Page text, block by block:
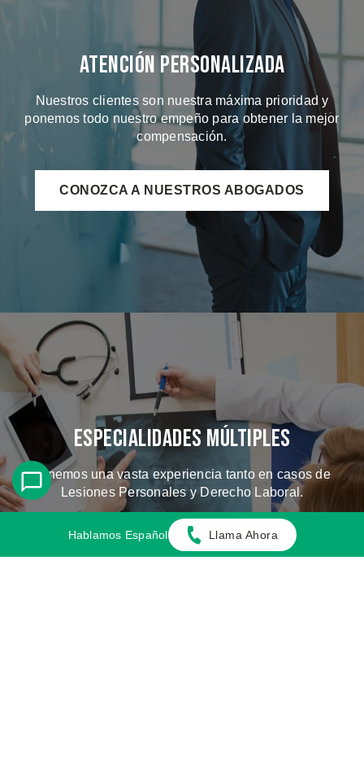
Atención Personalizada
Nuestros clientes son nuestra máxima prioridad y
ponemos todo nuestro empeño para obtener la mejor
compensación.
CONOZCA A NUESTROS ABOGADOS
Especialidades Múltiples
Tenemos una vasta experiencia tanto en casos de
Lesiones Personales y Derecho Laboral.
CONOZCA LOS CASOS QUE
MANEJAMOS
Hablamos Español Llama Ahora